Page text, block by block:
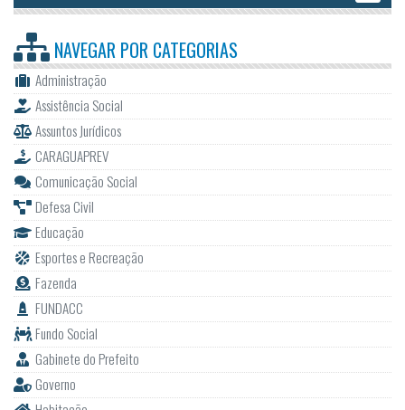
NAVEGAR POR CATEGORIAS
Administração
Assistência Social
Assuntos Jurídicos
CARAGUAPREV
Comunicação Social
Defesa Civil
Educação
Esportes e Recreação
Fazenda
FUNDACC
Fundo Social
Gabinete do Prefeito
Governo
Habitação